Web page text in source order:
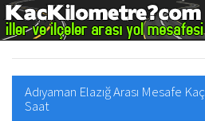
Adıyaman Elazığ Arası Mesafe
Saat